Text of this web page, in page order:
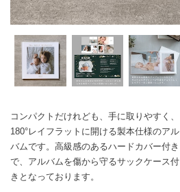
コンパクトだけれども、手に取りやすく、
180°レイフラットに開ける製本仕様のアル
バムです。高級感のあるハードカバー付き
で、アルバムを傷から守るサックケース付
きとなっております。